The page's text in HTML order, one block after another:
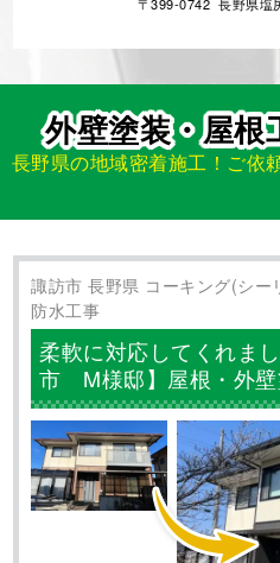
外壁塗装・屋根
長野県の地域密着施工！ご依
諏訪市 長野県 コーキング(シーリング) 外壁塗装 屋根塗装
防水工事
柔軟に対応してくれま
市 M様邸】屋根・外壁